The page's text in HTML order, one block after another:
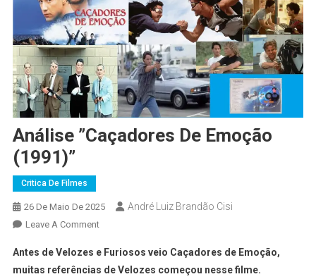
Análise ”Caçadores De Emoção
(1991)”
Critica De Filmes
26 De Maio De 2025 André Luiz Brandão Cisi
Leave A Comment
Antes de Velozes e Furiosos veio Caçadores de Emoção,
muitas referências de Velozes começou nesse filme.